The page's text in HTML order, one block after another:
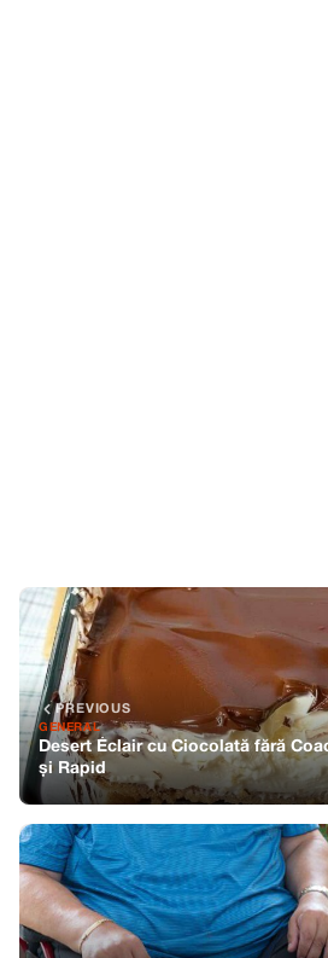
PREVIOUS
GENERAL
Desert Éclair cu Ciocolată fără
și Rapid